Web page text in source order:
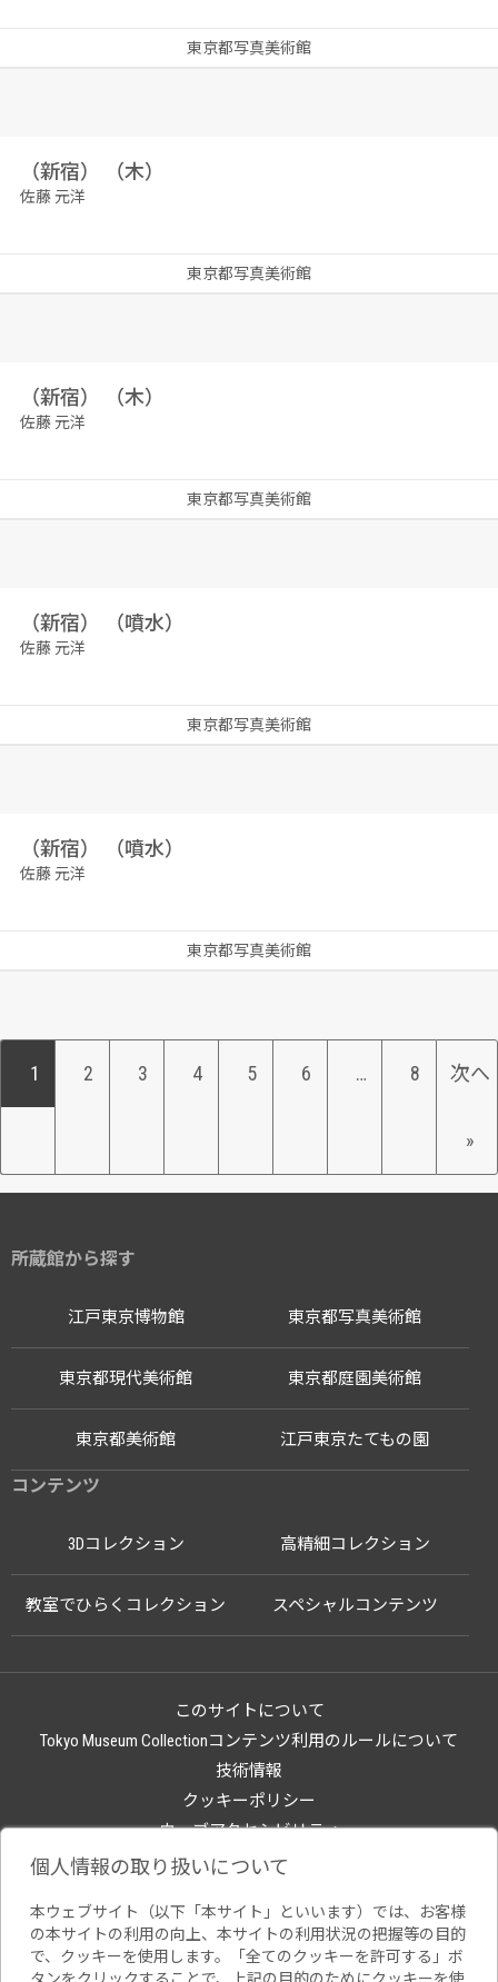
東京都写真美術館
（新宿） （木）
佐藤 元洋
東京都写真美術館
（新宿） （木）
佐藤 元洋
東京都写真美術館
（新宿） （噴水）
佐藤 元洋
東京都写真美術館
（新宿） （噴水）
佐藤 元洋
東京都写真美術館
1 2 3 4 5 6 … 8 次へ
»
所蔵館から探す
江戸東京博物館
江戸東京たてもの園
東京都写真美術館
東京都現代美術館 東京都庭園美術館
東京都美術館
コンテンツ
3Dコレクション 高精細コレクション
教室でひらくコレクション スペシャルコンテンツ
このサイトについて
Tokyo Museum Collectionコンテンツ利用のルールについて
技術情報
クッキーポリシー
ウェブアクセシビリティ
関連サイト
個人情報の取り扱いについて
本ウェブサイト（以下「本サイト」といいます）では、お客様
の本サイトの利用の向上、本サイトの利用状況の把握等の目的
で、クッキーを使用します。「全てのクッキーを許可する」ボ